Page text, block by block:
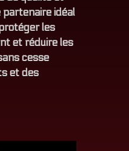
idéal
les
et réduire les
cesse
et des